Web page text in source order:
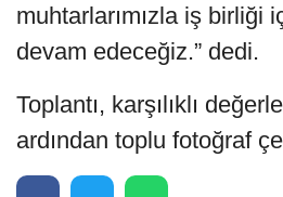
muhtarlarımızla iş birliği
devam edeceğiz.” dedi.
Toplantı, karşılıklı
ardından toplu fotoğraf